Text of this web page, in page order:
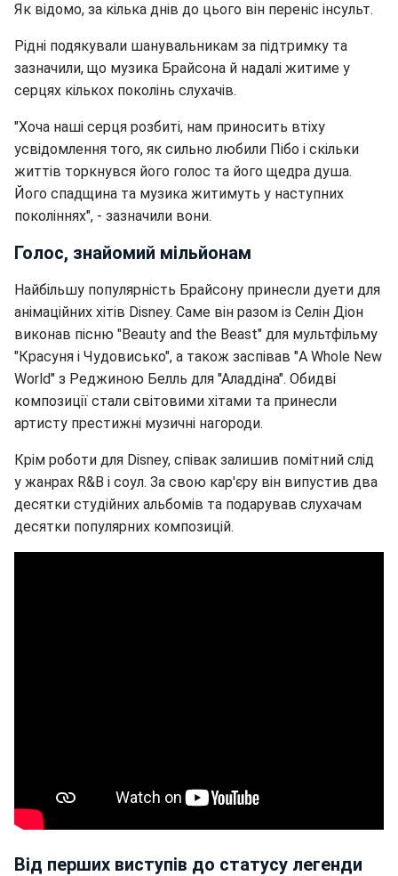
Як відомо, за кілька днів до цього він переніс інсульт.
Рідні подякували шанувальникам за підтримку та
зазначили, що музика Брайсона й надалі житиме у
серцях кількох поколінь слухачів.
"Хоча наші серця розбиті, нам приносить втіху
усвідомлення того, як сильно любили Пібо і скільки
життів торкнувся його голос та його щедра душа.
Його спадщина та музика житимуть у наступних
поколіннях", - зазначили вони.
Голос, знайомий мільйонам
Найбільшу популярність Брайсону принесли дуети для
анімаційних хітів Disney. Саме він разом із Селін Діон
виконав пісню "Beauty and the Beast" для мультфільму
"Красуня і Чудовисько", а також заспівав "A Whole New
World" з Реджиною Белль для "Аладдіна". Обидві
композиції стали світовими хітами та принесли
артисту престижні музичні нагороди.
Крім роботи для Disney, співак залишив помітний слід
у жанрах R&B і соул. За свою кар'єру він випустив два
десятки студійних альбомів та подарував слухачам
десятки популярних композицій.
Від перших виступів до статусу легенди